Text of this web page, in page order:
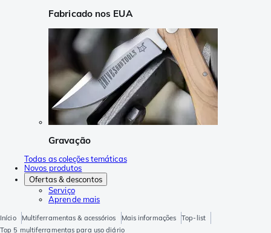
Fabricado nos EUA
Gravação
Todas as coleções temáticas
Novos produtos
Ofertas & descontos
Serviço
Aprende mais
Início Multiferramentas & acessórios Mais informações
Top-list
Top 5 multiferramentas para uso diário